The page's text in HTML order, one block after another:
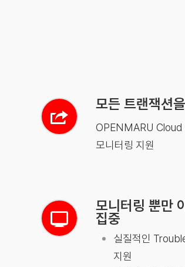
모든 트랜잭션
OPENMARU Cloud
모니터링 지원
모니터링 뿐만
집중
실질적인
지원